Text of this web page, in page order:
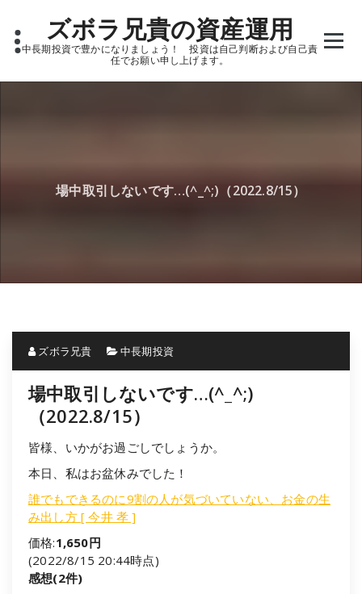
content ズボラ兄貴の資産運用
中長期投資で豊かになりましょう！ 投資は自己判断および自己責
任でお願い申し上げます。
場中取引しないです…(^_^;)（2022.8/15）
ズボラ兄貴 中長期投資
場中取引しないです…(^_^;)
（2022.8/15）
皆様、いかがお過ごしでしょうか。
本日、私はお盆休みでした！
誰でもできるのに9割の人が気づいていない、お金の生
み出し方 [ 今井 孝 ]
価格:1,650円
(2022/8/15 20:44時点)
感想(2件)